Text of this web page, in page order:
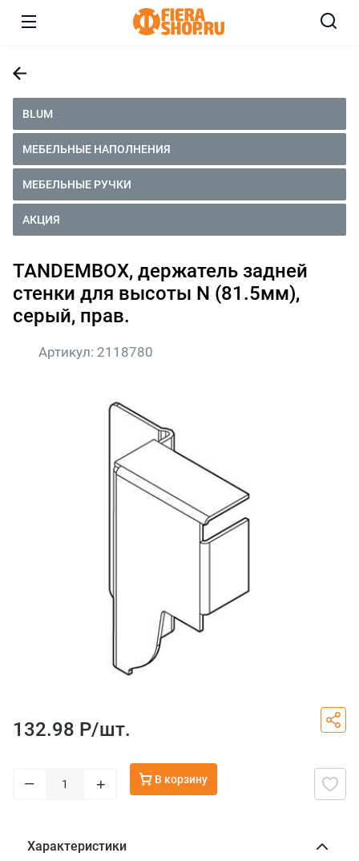
BLUM
МЕБЕЛЬНЫЕ НАПОЛНЕНИЯ
МЕБЕЛЬНЫЕ РУЧКИ
АКЦИЯ
TANDEMBOX, держатель задней
стенки для высоты N (81.5мм),
серый, прав.
Артикул: 2118780
132.98 Р/шт.
– + В корзину
Характеристики